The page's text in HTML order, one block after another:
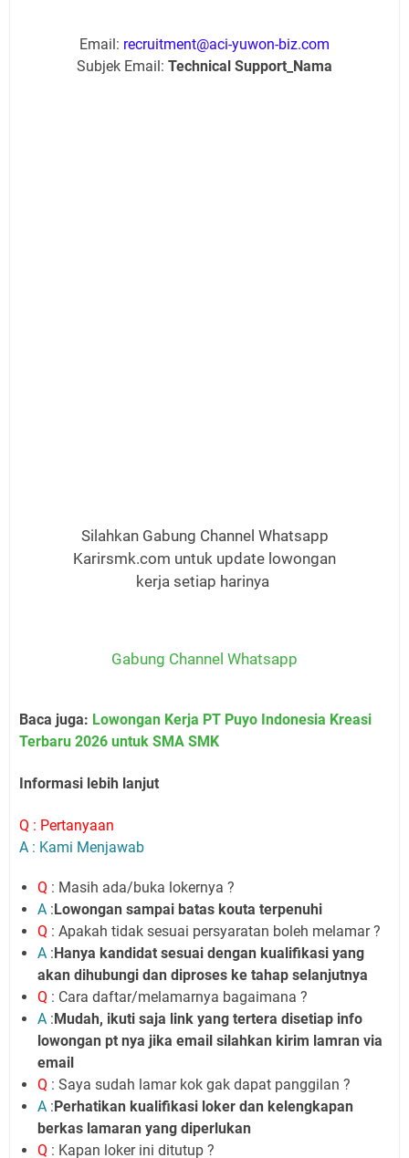
Email: recruitment@aci-yuwon-biz.com
Subjek Email: Technical Support_Nama
Silahkan Gabung Channel Whatsapp
Karirsmk.com untuk update lowongan
kerja setiap harinya
Gabung Channel Whatsapp
Baca juga: Lowongan Kerja PT Puyo Indonesia Kreasi
Terbaru 2026 untuk SMA SMK
Informasi lebih lanjut
Q : Pertanyaan
A : Kami Menjawab
Q : Masih ada/buka lokernya ?
A : Lowongan sampai batas kouta terpenuhi
Q : Apakah tidak sesuai persyaratan boleh melamar ?
A : Hanya kandidat sesuai dengan kualifikasi yang
akan dihubungi dan diproses ke tahap selanjutnya
Q : Cara daftar/melamarnya bagaimana ?
A : Mudah, ikuti saja link yang tertera disetiap info
lowongan pt nya jika email silahkan kirim lamran via
email
Q : Saya sudah lamar kok gak dapat panggilan ?
A : Perhatikan kualifikasi loker dan kelengkapan
berkas lamaran yang diperlukan
Q : Kapan loker ini ditutup ?